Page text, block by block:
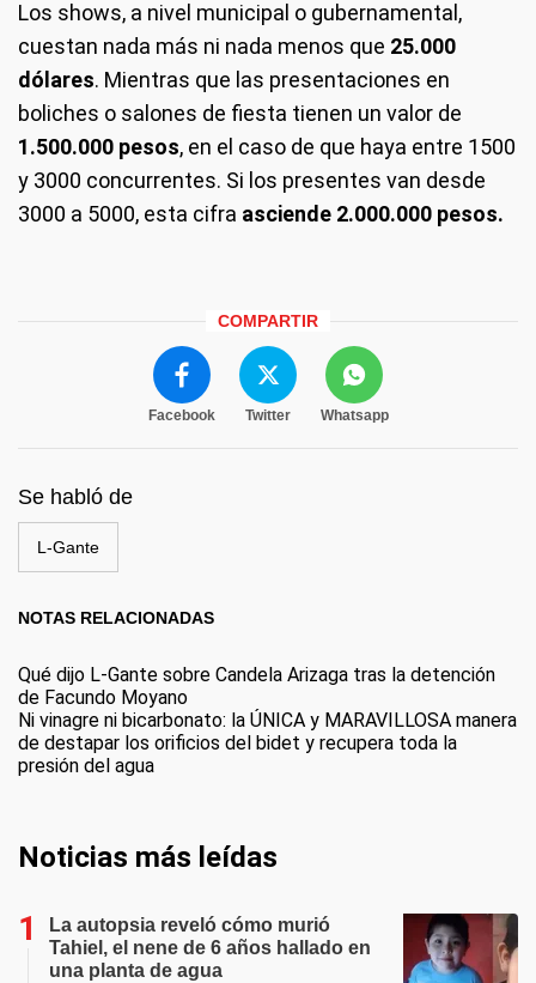
Los shows, a nivel municipal o gubernamental,
cuestan nada más ni nada menos que 25.000
dólares. Mientras que las presentaciones en
boliches o salones de fiesta tienen un valor de
1.500.000 pesos, en el caso de que haya entre 1500
y 3000 concurrentes. Si los presentes van desde
3000 a 5000, esta cifra asciende 2.000.000 pesos.
COMPARTIR
Facebook Twitter Whatsapp
Se habló de
L-Gante
NOTAS RELACIONADAS
Qué dijo L-Gante sobre Candela Arizaga tras la detención
de Facundo Moyano
Ni vinagre ni bicarbonato: la ÚNICA y MARAVILLOSA manera
de destapar los orificios del bidet y recupera toda la
presión del agua
Noticias más leídas
La autopsia reveló cómo murió
Tahiel, el nene de 6 años hallado en
una planta de agua